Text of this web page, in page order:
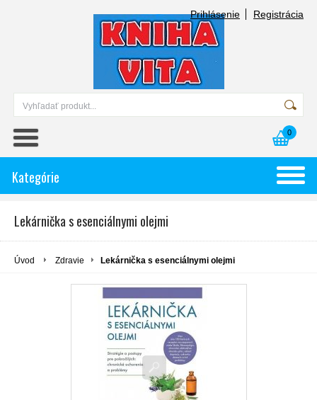
Prihlásenie Registrácia
0
Kategórie
Lekárnička s esenciálnymi olejmi
Úvod Zdravie Lekárnička s esenciálnymi olejmi